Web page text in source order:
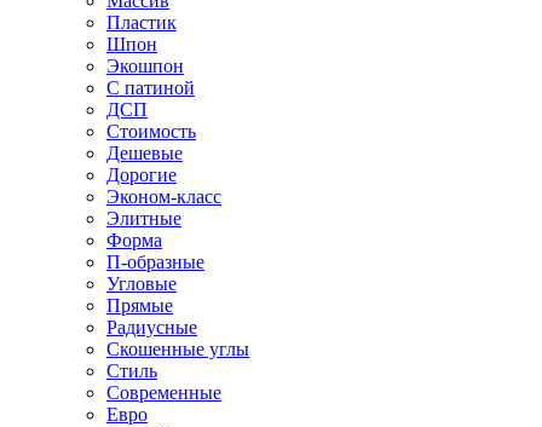
Пластик
Шпон
Экошпон
С патиной
ДСП
Стоимость
Дешевые
Дорогие
Эконом-класс
Элитные
Форма
П-образные
Угловые
Прямые
Радиусные
Скошенные углы
Стиль
Современные
Евро